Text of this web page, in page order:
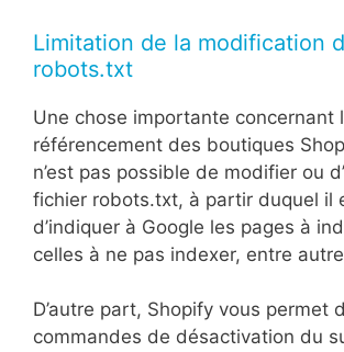
Limitation de la modification
robots.txt
Une chose importante concernant
référencement des boutiques
n’est pas possible de modifier ou
fichier robots.txt, à partir duquel il
d’indiquer à Google les pages à
celles à ne pas indexer, entre
D’autre part, Shopify vous permet
commandes de désactivation du